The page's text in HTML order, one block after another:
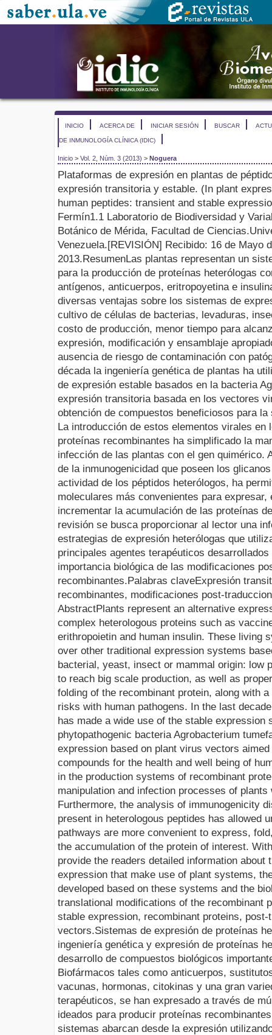
INICIO ACERCA DE INICIAR SESIÓN BUSCAR
DE INMUNOLOGÍA CLÍNICA (IDIC)
Inicio > Vol. 2, Núm. 3 (2013) > Noguera
Plataformas de expresión en plantas de
expresión transitoria y estable. (In plant
human peptides: transient and stable
Fermín1.1 Laboratorio de Biodiversidad y
Botánico de Mérida, Facultad de Ciencias.
Venezuela.[REVISIÓN] Recibido: 16 de Mayo
2013.ResumenLas plantas representan un
para la producción de proteínas heterólogas
antígenos, anticuerpos, eritropoyetina e
diversas ventajas sobre los sistemas de
cultivo de células de bacterias, levaduras,
costo de producción, menor tiempo para
expresión, modificación y ensamblaje
ausencia de riesgo de contaminación con
década la ingeniería genética de plantas ha
de expresión estable basados en la bacteria
expresión transitoria basada en los vectores
obtención de compuestos beneficiosos para
La introducción de estos elementos virales en
proteínas recombinantes ha simplificado la
infección de las plantas con el gen quimérico.
de la inmunogenicidad que poseen los
actividad de los péptidos heterólogos, ha
moleculares más convenientes para
incrementar la acumulación de las proteínas
revisión se busca proporcionar al lector una
estrategias de expresión heterólogas que
principales agentes terapéuticos
importancia biológica de las modificaciones
recombinantes.Palabras claveExpresión
recombinantes, modificaciones post-
AbstractPlants represent an alternative
complex heterologous proteins such as
erithropoietin and human insulin. These living
over other traditional expression systems
bacterial, yeast, insect or mammal origin: low
to reach big scale production, as well as
folding of the recombinant protein, along with
risks with human pathogens. In the last
has made a wide use of the stable expression
phytopathogenic bacteria Agrobacterium
expression based on plant virus vectors
compounds for the health and well being of
in the production systems of recombinant
manipulation and infection processes of
Furthermore, the analysis of immunogenicity
present in heterologous peptides has allowed
pathways are more convenient to express,
the accumulation of the protein of interest.
provide the readers detailed information about
expression that make use of plant systems,
developed based on these systems and the
translational modifications of the recombinant
stable expression, recombinant proteins, post-
vectors.Sistemas de expresión de proteínas
ingeniería genética y expresión de proteínas
desarrollo de compuestos biológicos
Biofármacos tales como anticuerpos,
vacunas, hormonas, citokinas y una gran
terapéuticos, se han expresado a través de
ideados para producir proteínas
sistemas abarcan desde la expresión